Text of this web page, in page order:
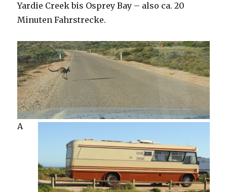
Yardie Creek bis Osprey Bay – also ca. 20
Minuten Fahrstrecke.
A